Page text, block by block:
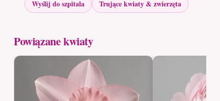
Wyślij do szpitala
Trujące kwiaty & zwierzęta
Powiązane kwiaty